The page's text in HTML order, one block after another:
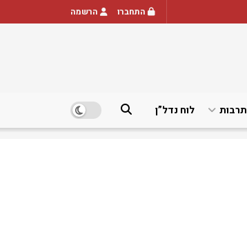
התחברו הרשמה
תרבות לוח נדל”ן